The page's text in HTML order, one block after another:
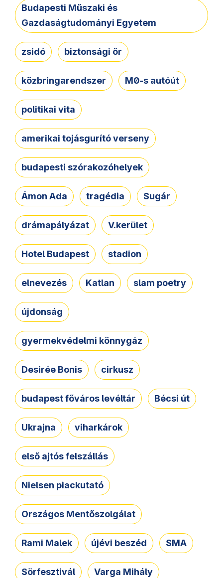
Budapesti Műszaki és
Gazdaságtudományi Egyetem
zsidó biztonsági őr
közbringarendszer M0-s autóút
politikai vita
amerikai tojásgurító verseny
budapesti szórakozóhelyek
Ámon Ada tragédia Sugár
drámapályázat V.kerület
Hotel Budapest stadion
elnevezés Katlan slam poetry
újdonság
gyermekvédelmi könnygáz
Desirée Bonis cirkusz
budapest főváros levéltár Bécsi út
Ukrajna viharkárok
első ajtós felszállás
Nielsen piackutató
Országos Mentőszolgálat
Rami Malek újévi beszéd SMA
Sörfesztivál Varga Mihály